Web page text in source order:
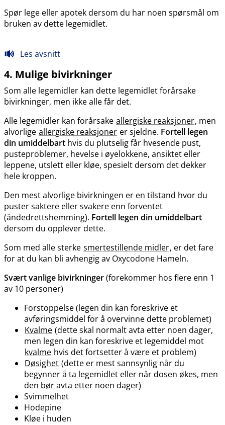
Spør lege eller apotek dersom du har noen spørsmål om
bruken av dette legemidlet.
Les avsnitt
4. Mulige bivirkninger
Som alle legemidler kan dette legemidlet forårsake
bivirkninger, men ikke alle får det.
Alle legemidler kan forårsake allergiske reaksjoner, men
alvorlige allergiske reaksjoner er sjeldne. Fortell legen
din umiddelbart hvis du plutselig får hvesende pust,
pusteproblemer, hevelse i øyelokkene, ansiktet eller
leppene, utslett eller kløe, spesielt dersom det dekker
hele kroppen.
Den mest alvorlige bivirkningen er en tilstand hvor du
puster saktere eller svakere enn forventet
(åndedrettshemming). Fortell legen din umiddelbart
dersom du opplever dette.
Som med alle sterke smertestillende midler, er det fare
for at du kan bli avhengig av Oxycodone Hameln.
Svært vanlige bivirkninger(forekommer hos flere enn 1
av 10 personer)
Forstoppelse (legen din kan foreskrive et
avføringsmiddel for å overvinne dette problemet)
Kvalme (dette skal normalt avta etter noen dager,
men legen din kan foreskrive et legemiddel mot
kvalme hvis det fortsetter å være et problem)
Døsighet (dette er mest sannsynlig når du
begynner å ta legemidlet eller når dosen økes, men
den bør avta etter noen dager)
Svimmelhet
Hodepine
Kløe i huden